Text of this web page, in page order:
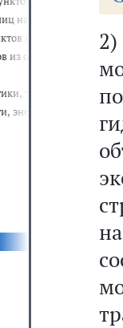
населенных пунктов
и зонирование
из состава земель
транспорта,
энергетики,